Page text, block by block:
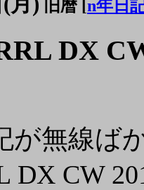
旧暦 [ n年日
DX
が無線ば
DX CW